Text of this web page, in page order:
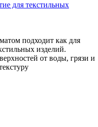
для текстильных
подходит как для
изделий.
от воды, грязи и